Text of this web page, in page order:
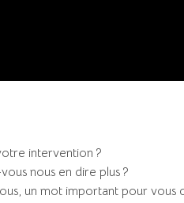
intervention ?
nous en dire plus ?
un mot important pour vous